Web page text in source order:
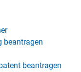
beantragen
beantragen